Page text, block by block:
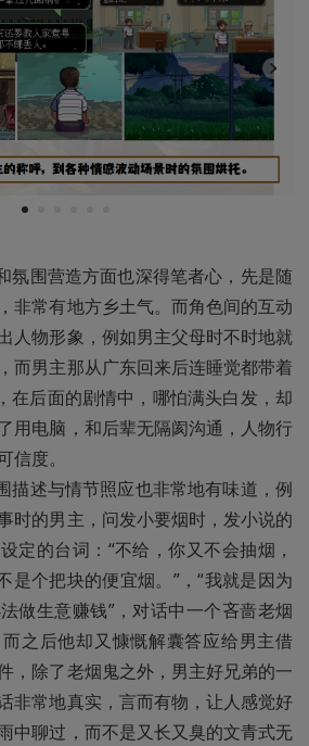
1
非常有地方乡土气。而角色间的互动
人物形象，例如男主父母时不时地就
而男主那从广东回来后连睡觉都带着
在后面的剧情中，哪怕满头白发，却
用电脑，和后辈无隔阂沟通，人物行
信度。
时的男主，问发小要烟时，发小说的
定的台词：“不给，你又不会抽烟，
是个把块的便宜烟。”，“我就是因为
做生意赚钱”，对话中一个吝啬老烟
之后他却又慷慨解囊答应给男主借
，除了老烟鬼之外，男主好兄弟的一
非常地真实，言而有物，让人感觉好
中聊过，而不是又长又臭的文青式无